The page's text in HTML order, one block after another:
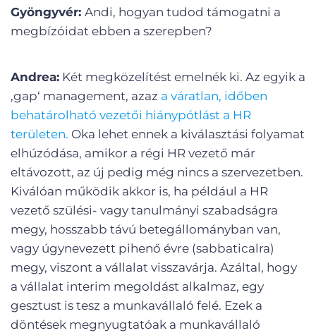
Gyöngyvér: Andi, hogyan tudod támogatni a
megbízóidat ebben a szerepben?
Andrea: Két megközelítést emelnék ki. Az egyik a
‚gap‘ management, azaz a váratlan, időben
behatárolható vezetői hiánypótlást a HR
területen. Oka lehet ennek a kiválasztási folyamat
elhúzódása, amikor a régi HR vezető már
eltávozott, az új pedig még nincs a szervezetben.
Kiválóan működik akkor is, ha például a HR
vezető szülési- vagy tanulmányi szabadságra
megy, hosszabb távú betegállományban van,
vagy úgynevezett pihenő évre (sabbaticalra)
megy, viszont a vállalat visszavárja. Azáltal, hogy
a vállalat interim megoldást alkalmaz, egy
gesztust is tesz a munkavállaló felé. Ezek a
döntések megnyugtatóak a munkavállaló